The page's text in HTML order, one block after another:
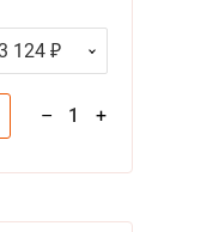
15
124 ₽
– 1 +